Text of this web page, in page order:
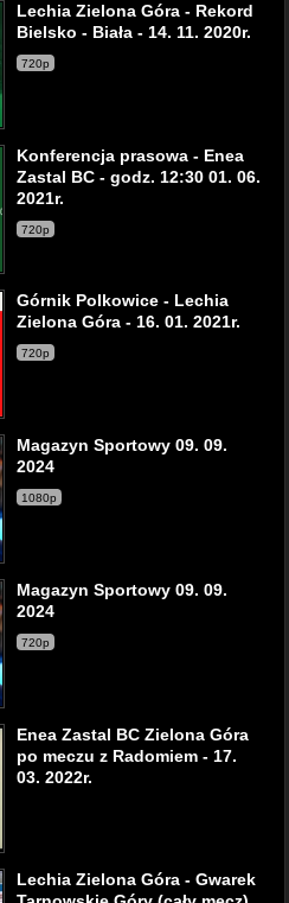
Lechia Zielona Góra - Rekord
Bielsko - Biała - 14. 11. 2020r.
720p
Konferencja prasowa - Enea
Zastal BC - godz. 12:30 01. 06.
2021r.
720p
Górnik Polkowice - Lechia
Zielona Góra - 16. 01. 2021r.
720p
Magazyn Sportowy 09. 09.
2024
1080p
Magazyn Sportowy 09. 09.
2024
720p
Enea Zastal BC Zielona Góra
po meczu z Radomiem - 17.
03. 2022r.
Lechia Zielona Góra - Gwarek